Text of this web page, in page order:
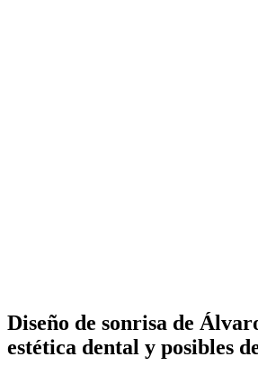
Diseño de sonrisa de
estética dental y posibles